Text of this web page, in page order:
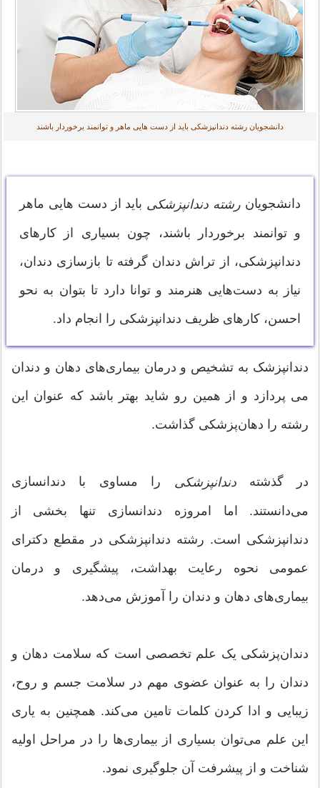
دانشجویان رشته دندانپزشکی باید از دست هایی ماهر و توانمند برخوردار باشند
دانشجویان رشته دندانپزشکی باید از دست هایی ماهر
و توانمند برخوردار باشند، چون بسیاری از کارهای
دندانپزشکی، از تراش دندان گرفته تا بازسازی دندان،
نیاز به دست‌هایی هنرمند و توانا دارد تا بتوان به نحو
احسن، کارهای ظریف دندانپزشکی را انجام داد.
دندانپزشک به تشخیص و درمان بیماری‌های دهان و دندان
می پردازد و از همین رو شاید بهتر باشد که عنوان این
رشته را دهان‌پزشکی گذاشت.
در گذشتهدندانپزشکی را مساوی با دندانسازی
می‌دانستند. اما امروزه دندانسازی تنها بخشی از
دندانپزشکی است. رشته دندانپزشکی در مقطع دکترای
عمومی نحوه رعایت بهداشت، پیشگیری و درمان
بیماری‌های دهان و دندان را آموزش می‌دهد.
دندان‌پزشکی یک علم تخصصی است که سلامت دهان و
دندان را به عنوان عضوی مهم در سلامت جسم و روح،
زیبایی و ادا کردن کلمات تامین می‌کند. همچنین به یاری
این علم می‌توان بسیاری از بیماری‌ها را در مراحل اولیه
شناخت و از پیشرفت آن جلوگیری نمود.